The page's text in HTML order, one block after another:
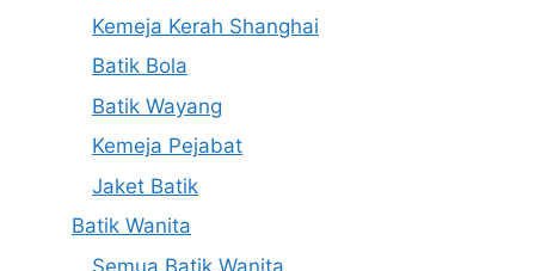
Kemeja Kerah Shanghai
Batik Bola
Batik Wayang
Kemeja Pejabat
Jaket Batik
Batik Wanita
Semua Batik Wanita